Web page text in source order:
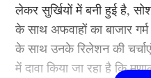
लेकर सुर्खियों में बनी हुई है,
के साथ अफवाहों का बाजार
के साथ उनके रिलेशन की
में दावा किया जा रहा है कि